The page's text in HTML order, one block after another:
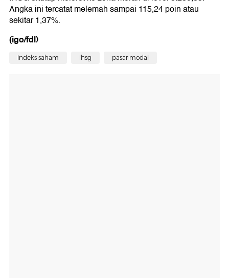
Angka ini tercatat melemah sampai 115,24 poin atau
sekitar 1,37%.
(igo/fdl)
indeks saham ihsg pasar modal